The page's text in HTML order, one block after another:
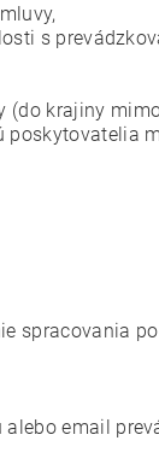
s
(do krajiny
poskytovatelia
spracovania
email